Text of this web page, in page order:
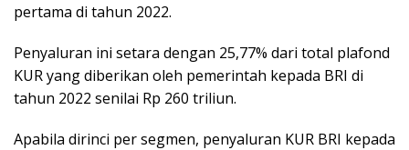
pertama di tahun 2022.
Penyaluran ini setara dengan 25,77% dari total plafond
KUR yang diberikan oleh pemerintah kepada BRI di
tahun 2022 senilai Rp 260 triliun.
Apabila dirinci per segmen, penyaluran KUR BRI kepada